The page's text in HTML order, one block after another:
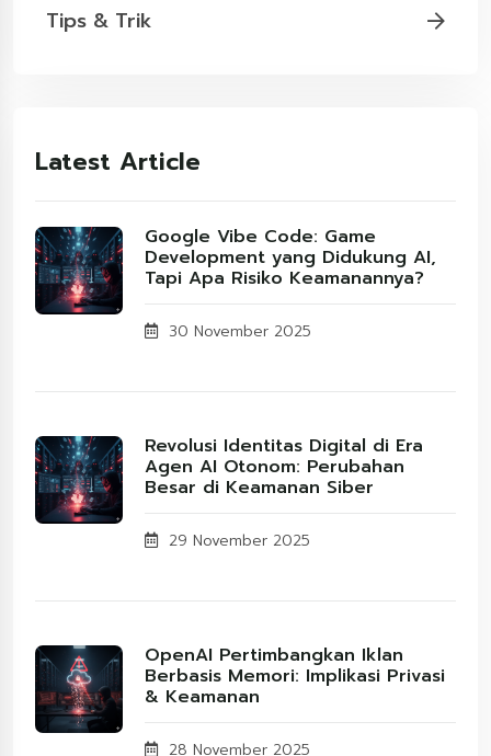
Tips & Trik
Latest Article
Google Vibe Code: Game
Development yang Didukung AI,
Tapi Apa Risiko Keamanannya?
30 November 2025
Revolusi Identitas Digital di Era
Agen AI Otonom: Perubahan
Besar di Keamanan Siber
29 November 2025
OpenAI Pertimbangkan Iklan
Berbasis Memori: Implikasi Privasi
& Keamanan
28 November 2025